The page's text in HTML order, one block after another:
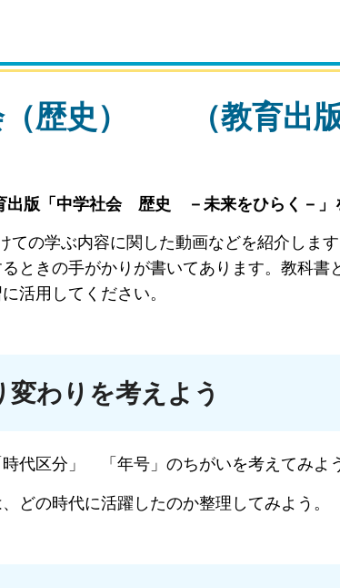
歴史） （教育出版
版「中学社会 歴史 －未来をひらく－」
ての学ぶ内容に関した動画などを紹介しま
ときの手がかりが書いてあります。 教科書
活用してください。
わりを考えよう
分」 「年号」のちがいを考えてみよう
時代に活躍したのか整理してみよう。